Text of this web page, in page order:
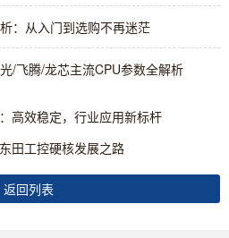
：从入门到选购不再迷茫
/飞腾/龙芯主流CPU参数全解析
高效稳定，行业应用新标杆
田工控硬核发展之路
返回列表